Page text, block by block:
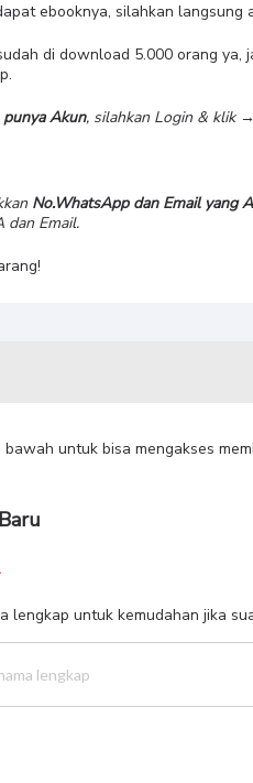
ebooknya, silahkan langsung
di download 5.000 orang ya,
punya Akun, silahkan Login & klik →
No.WhatsApp dan Email yang
dan Email.
untuk bisa mengakses
lengkap untuk kemudahan jika